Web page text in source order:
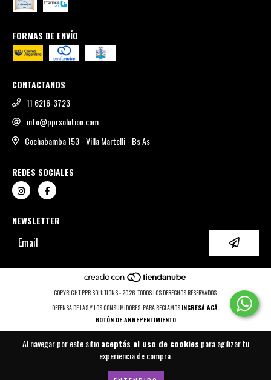
Al navegar por este sitioaceptás el uso de cookies para agilizar tu
experiencia de compra.
FORMAS DE ENVÍO
CONTACTANOS
11 6216-3723
info@pprsolution.com
Cochabamba 153 - Villa Martelli - Bs As
REDES SOCIALES
NEWSLETTER
COPYRIGHT PPR SOLUTIONS - 2026. TODOS LOS DERECHOS RESERVADOS.
DEFENSA DE LAS Y LOS CONSUMIDORES. PARA RECLAMOS INGRESÁ ACÁ.
BOTÓN DE ARREPENTIMIENTO